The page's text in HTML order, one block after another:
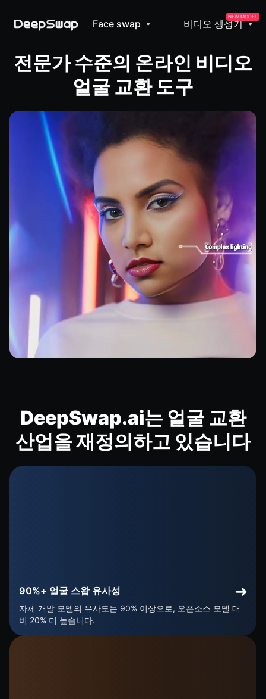
Face swap 비디오 생성기
NEW MODEL
전문가 수준의 온라인 비디오
얼굴 교환 도구
DeepSwap.ai는 얼굴 교환
산업을 재정의하고 있습니다
90%+ 얼굴 스왑 유사성
자체 개발 모델의 유사도는 90% 이상으로, 오픈소스 모델 대
비 20% 더 높습니다.